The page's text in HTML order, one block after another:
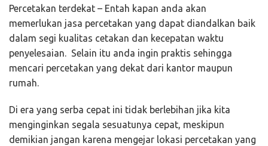
Percetakan terdekat – Entah kapan anda akan
memerlukan jasa percetakan yang dapat diandalkan baik
dalam segi kualitas cetakan dan kecepatan waktu
penyelesaian. Selain itu anda ingin praktis sehingga
mencari percetakan yang dekat dari kantor maupun
rumah.
Di era yang serba cepat ini tidak berlebihan jika kita
menginginkan segala sesuatunya cepat, meskipun
demikian jangan karena mengejar lokasi percetakan yang